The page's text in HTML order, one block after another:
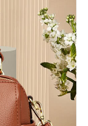
。
結，可透過四大超商／
成。
需要取消訂單，請聯絡
，需透過AFTEE先享
顯示為準，若有關於
繫「AFTEE先享後付
support/home
易紀錄-取消訂單-重